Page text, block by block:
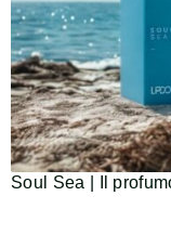
Soul Sea | Il